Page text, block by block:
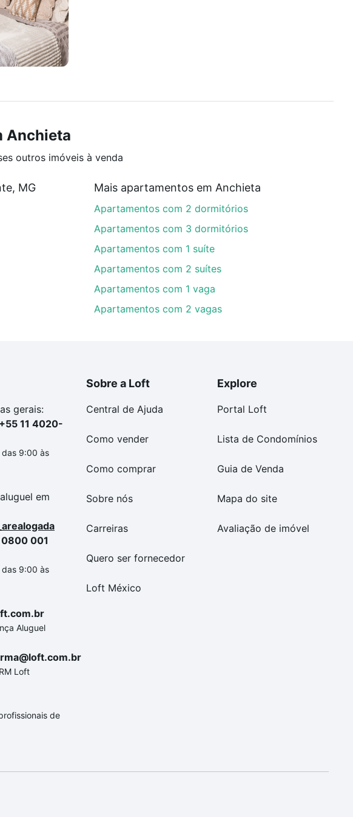
Anchieta
outros imóveis à venda
MG Mais apartamentos em Anchieta
Apartamentos com 2 dormitórios
Apartamentos com 3 dormitórios
Apartamentos com 1 suíte
Apartamentos com 2 suítes
Apartamentos com 1 vaga
Apartamentos com 2 vagas
gerais:
11 4020-
9:00 às
em
001
9:00 às
Aluguel
Loft
de
Sobre a Loft
Central de Ajuda
Como vender
Como comprar
Sobre nós
Carreiras
Quero ser fornecedor
Loft México
Explore
Portal Loft
Lista de Condomínios
Guia de Venda
Mapa do site
Avaliação de imóvel